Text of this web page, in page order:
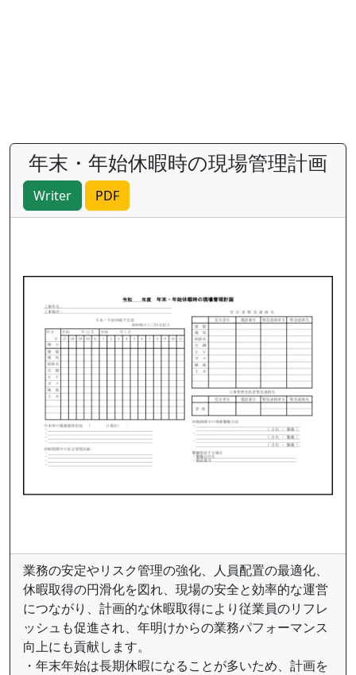
年末・年始休暇時の現場管理計画
Writer PDF
業務の安定やリスク管理の強化、人員配置の最適化、
休暇取得の円滑化を図れ、現場の安全と効率的な運営
につながり、計画的な休暇取得により従業員のリフレ
ッシュも促進され、年明けからの業務パフォーマンス
向上にも貢献します。
・年末年始は長期休暇になることが多いため、計画を